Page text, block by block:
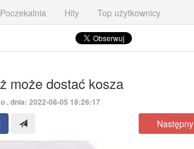
Poczekalnia Hity Top użytkownicy
może dostać kosza
, dnia: 2022-08-05 18:26:17
Następny